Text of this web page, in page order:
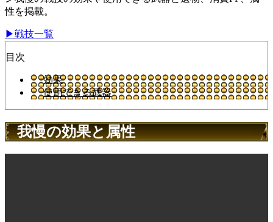
性を掲載。
▶戦技一覧
目次
効果
使用できる武器
我慢の効果と属性